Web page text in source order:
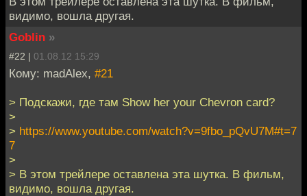
видимо, вошла другая.
Goblin »
#22 | 01.08.12 15:29
Кому: madAlex, #21
> Подскажи, где там Show her your Chevron card?
>
> https://www.youtube.com/watch?v=9fbo_pQvU7M#t=7
7
>
> В этом трейлере оставлена эта шутка. В фильм,
видимо, вошла другая.